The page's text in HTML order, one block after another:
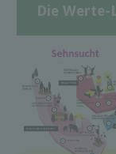
Die Werte-